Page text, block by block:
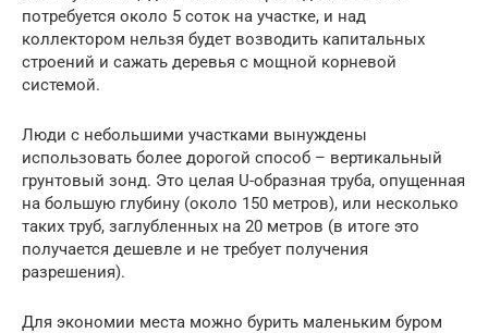
потребуется около 5 соток на участке, и над
коллектором нельзя будет возводить капитальных
строений и сажать деревья с мощной корневой
системой.
Люди с небольшими участками вынуждены
использовать более дорогой способ – вертикальный
грунтовый зонд. Это целая U-образная труба, опущенная
на большую глубину (около 150 метров), или несколько
таких труб, заглубленных на 20 метров (в итоге это
получается дешевле и не требует получения
разрешения).
Для экономии места можно бурить маленьким буром